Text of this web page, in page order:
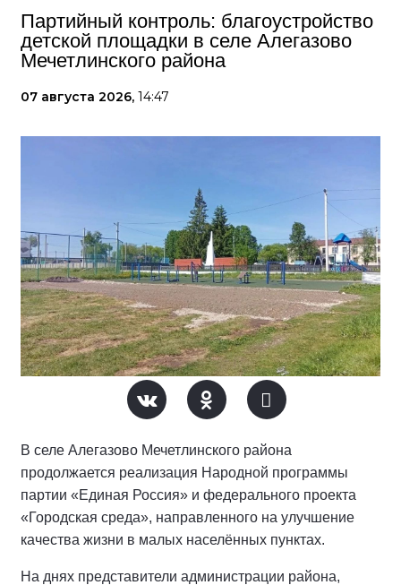
Партийный контроль: благоустройство
детской площадки в селе Алегазово
Мечетлинского района
07 августа 2026, 14:47
В селе Алегазово Мечетлинского района
продолжается реализация Народной программы
партии «Единая Россия» и федерального проекта
«Городская среда», направленного на улучшение
качества жизни в малых населённых пунктах.
На днях представители администрации района,